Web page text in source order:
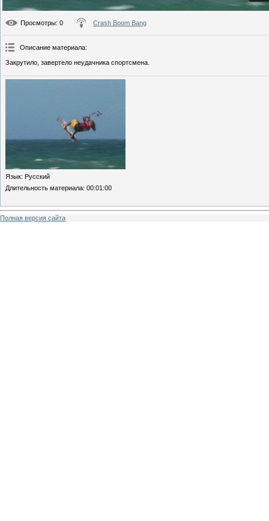
Просмотры: 0 Crash Boom Bang
Описание материала:
Закрутило, завертело неудачника спортсмена.
Язык: Русский
Длительность материала: 00:01:00
Полная версия сайта